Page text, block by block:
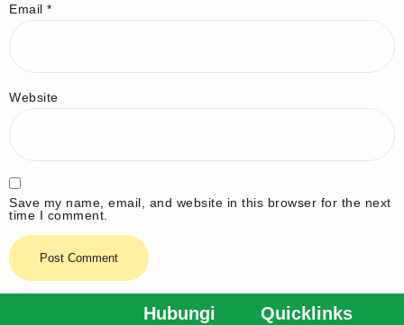
Email *
Website
Save my name, email, and website in this browser for the next
time I comment.
Hubungi
Quicklinks